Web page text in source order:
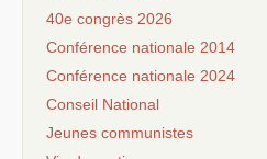
40e congrès 2026
Conférence nationale 2014
Conférence nationale 2024
Conseil National
Jeunes communistes